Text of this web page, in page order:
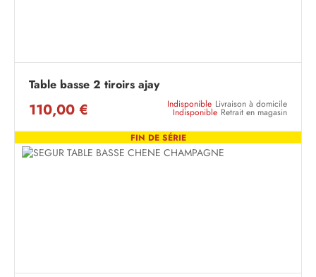
Table basse 2 tiroirs ajay
110,00 € Indisponible Livraison à domicile
Indisponible Retrait en magasin
FIN DE SÉRIE